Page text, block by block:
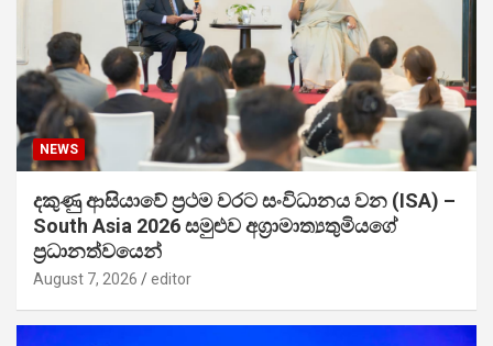
NEWS
දකුණු ආසියාවේ ප්‍රථම වරට සංවිධානය වන (ISA) –
South Asia 2026 සමුළුව අග්‍රාමාත්‍යතුමියගේ
ප්‍රධානත්වයෙන්
August 7, 2026 editor